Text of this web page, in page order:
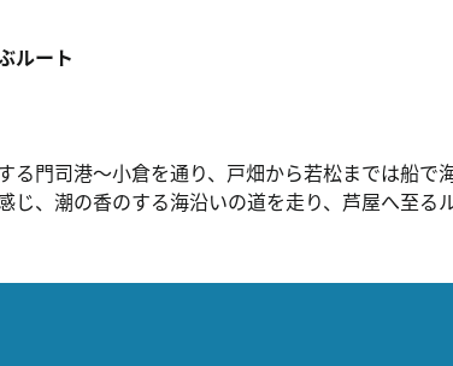
ルート
る門司港〜小倉を通り、戸畑から若松までは船で
、潮の香のする海沿いの道を走り、芦屋へ至るル